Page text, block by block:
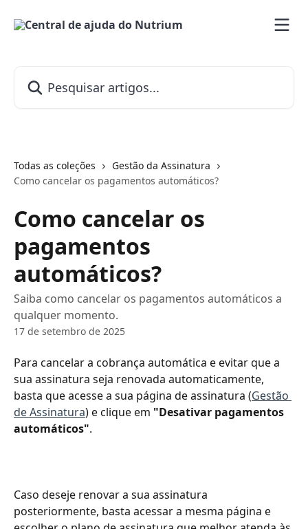
Todas as coleções
Gestão da Assinatura
Como cancelar os pagamentos automáticos?
Como cancelar os
pagamentos
automáticos?
Saiba como cancelar os pagamentos automáticos a
qualquer momento.
17 de setembro de 2025
Para cancelar a cobrança automática e evitar que a
sua assinatura seja renovada automaticamente,
basta que acesse a sua página de assinatura (Gestão
de Assinatura) e clique em "Desativar pagamentos
automáticos".
​Caso deseje renovar a sua assinatura
posteriormente, basta acessar a mesma página e